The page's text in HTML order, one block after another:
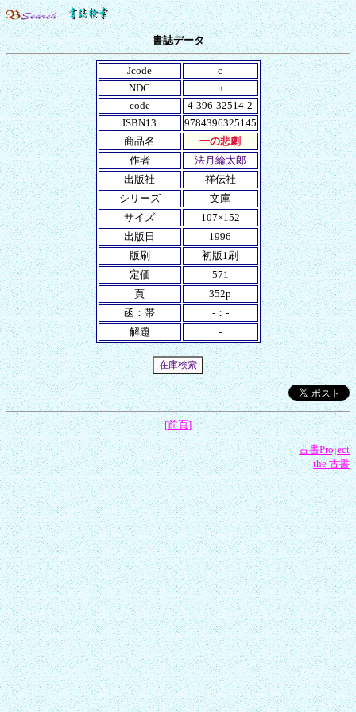
書誌データ
Jcode
c
NDC
n
code
4-396-32514-2
ISBN13
9784396325145
商品名
一の悲劇
作者
法月綸太郎
出版社
祥伝社
シリーズ
文庫
サイズ
107×152
出版日
1996
版刷
初版1刷
定価
571
頁
352p
函：帯
-：-
解題
-
[前頁]
古書Project
the 古書